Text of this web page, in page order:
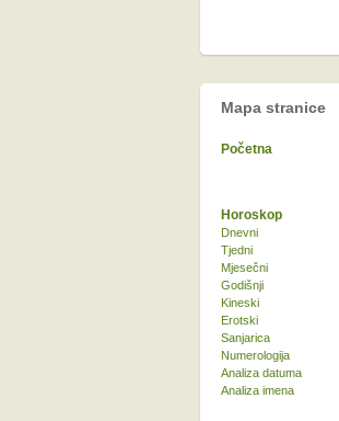
Mapa stranice
Početna
Horoskop
Dnevni
Tjedni
Mjesečni
Godišnji
Kineski
Erotski
Sanjarica
Numerologija
Analiza datuma
Analiza imena